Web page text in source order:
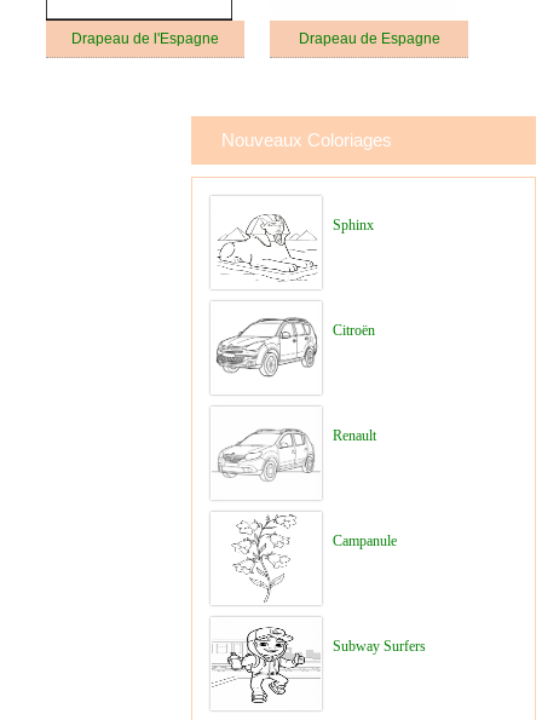
Drapeau de l'Espagne Drapeau de Espagne
Nouveaux Coloriages
Sphinx
Citroën
Renault
Campanule
Subway Surfers